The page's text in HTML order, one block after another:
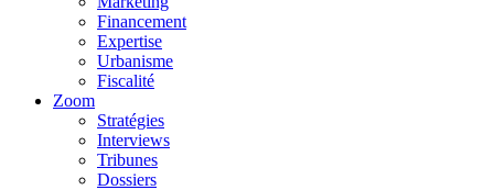
Financement
Expertise
Urbanisme
Fiscalité
Zoom
Stratégies
Interviews
Tribunes
Dossiers